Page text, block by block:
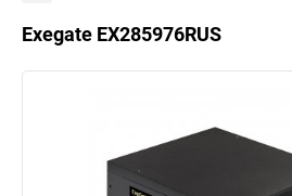
Exegate EX285976RUS